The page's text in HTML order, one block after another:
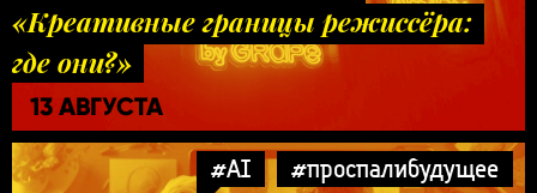
«Креативные границы режиссёра:
где они?»
13 АВГУСТА
#AI
#проспалибудущее